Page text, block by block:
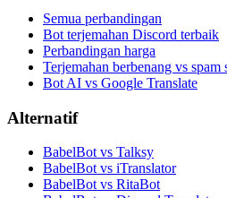
Semua perbandingan
Bot terjemahan Discord terbaik
Perbandingan harga
Terjemahan berbenang vs spam
Bot AI vs Google Translate
Alternatif
BabelBot vs Talksy
BabelBot vs iTranslator
BabelBot vs RitaBot